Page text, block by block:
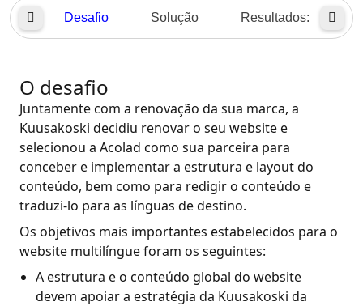
Defesa e Segurança
Todos os setores
Desafio Solução Resultados:
O desafio
Juntamente com a renovação da sua marca, a
Kuusakoski decidiu renovar o seu website e
selecionou a Acolad como sua parceira para
conceber e implementar a estrutura e layout do
conteúdo, bem como para redigir o conteúdo e
traduzi-lo para as línguas de destino.
Os objetivos mais importantes estabelecidos para o
website multilíngue foram os seguintes:
A estrutura e o conteúdo global do website
devem apoiar a estratégia da Kuusakoski da